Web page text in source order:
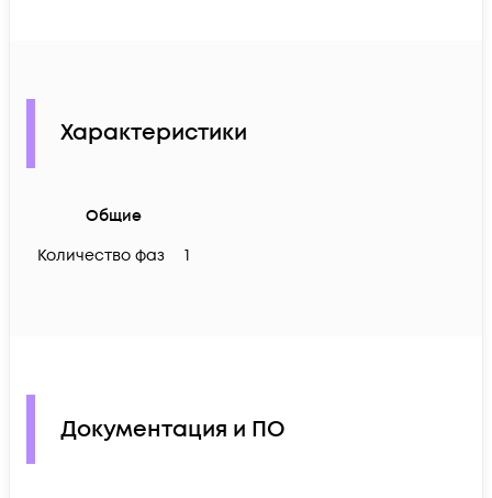
Характеристики
Общие
Количество фаз
1
Документация и ПО